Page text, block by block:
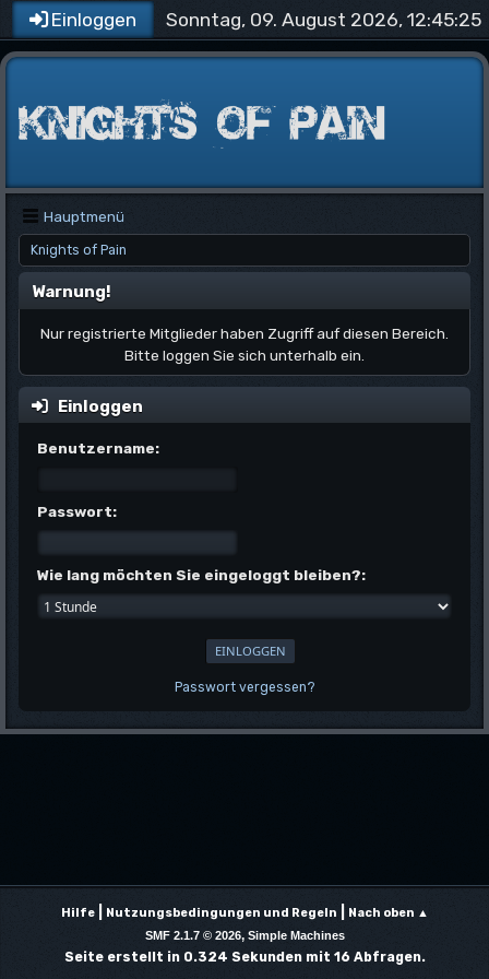
Einloggen Sonntag, 09. August 2026, 12:45:25
Hauptmenü
Knights of Pain
Warnung!
Nur registrierte Mitglieder haben Zugriff auf diesen Bereich.
Bitte loggen Sie sich unterhalb ein.
Einloggen
Benutzername:
Passwort:
Wie lang möchten Sie eingeloggt bleiben?:
Passwort vergessen?
Hilfe| Nutzungsbedingungen und Regeln Nach oben ▲
SMF 2.1.7 © 2026, Simple Machines
Seite erstellt in 0.324 Sekunden mit 16 Abfragen.